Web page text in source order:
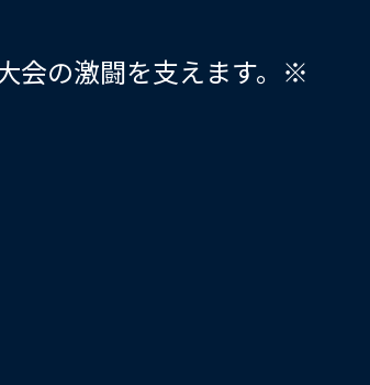
会の激闘を支えます。※